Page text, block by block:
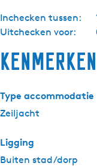
Inchecken tussen:
Uitchecken voor:
Type accommodatie
Zeiljacht
Ligging
Buiten stad/dorp